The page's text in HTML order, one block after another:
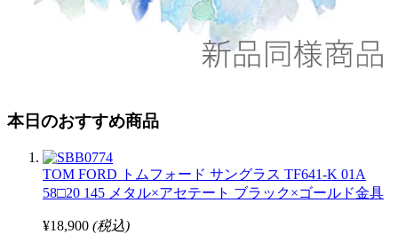
本日のおすすめ商品
TOM FORD トムフォード サングラス TF641-K 01A
58□20 145 メタル×アセテート ブラック×ゴールド金具
¥18,900 (税込)